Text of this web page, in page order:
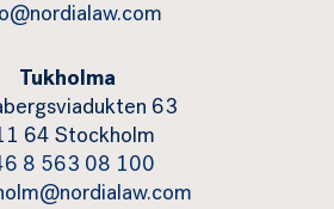
Tukholma
63
64 Stockholm
8 563 08 100